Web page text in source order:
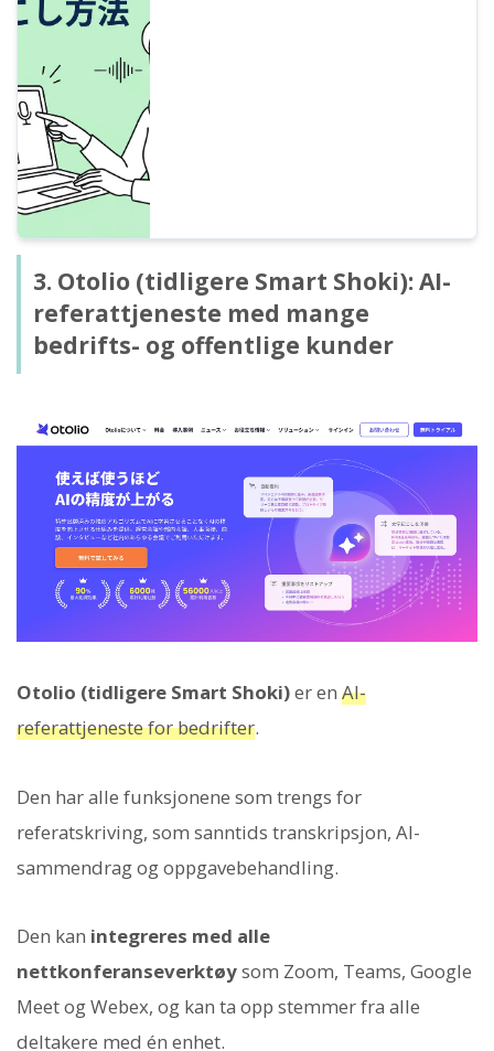
3. Otolio (tidligere Smart Shoki): AI-
referattjeneste med mange
bedrifts- og offentlige kunder
Otolio (tidligere Smart Shoki)er en AI-
referattjeneste for bedrifter.
Den har alle funksjonene som trengs for
referatskriving, som sanntids transkripsjon, AI-
sammendrag og oppgavebehandling.
Den kan integreres med alle
nettkonferanseverktøysom Zoom, Teams, Google
Meet og Webex, og kan ta opp stemmer fra alle
deltakere med én enhet.